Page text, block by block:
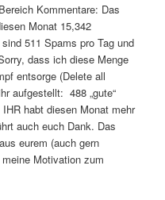
Kommentare: Das
Monat 15,342
511 Spams pro Tag und
dass ich diese Menge
entsorge (Delete all
aufgestellt: 488 „gute“
habt diesen Monat mehr
auch euch Dank. Das
eurem (auch gern
Motivation zum